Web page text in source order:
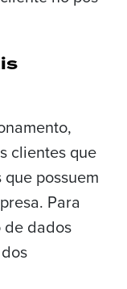
clientes que
possuem
Para
de dados